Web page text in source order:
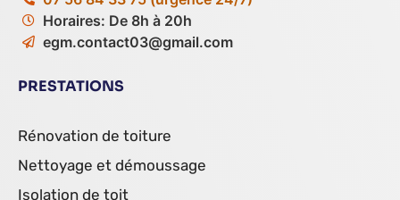
Horaires: De 8h à 20h
egm.contact03@gmail.com
PRESTATIONS
Rénovation de toiture
Nettoyage et démoussage
Isolation de toit